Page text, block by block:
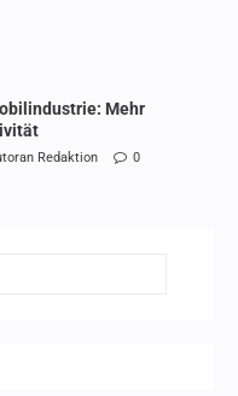
Mehr
Redaktion 0